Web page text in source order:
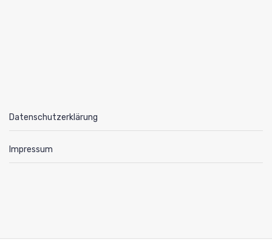
Datenschutzerklärung
Impressum